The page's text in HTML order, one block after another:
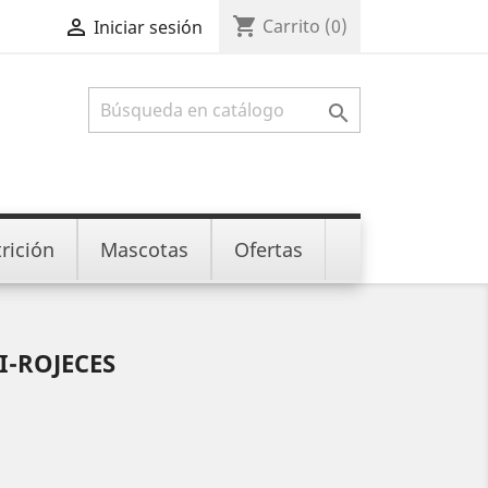
 Iniciar sesión shopping_cart Carrito (0)

Mascotas Ofertas